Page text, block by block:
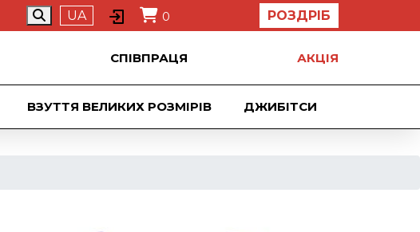
UA 0 РОЗДРІБ
СПІВПРАЦЯ АКЦIЯ
ВЗУТТЯ ВЕЛИКИХ РОЗМІРІВ ДЖИБIТСИ